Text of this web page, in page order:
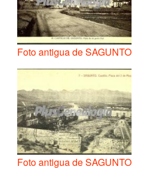
Foto antigua de SAGUNTO
Foto antigua de SAGUNTO